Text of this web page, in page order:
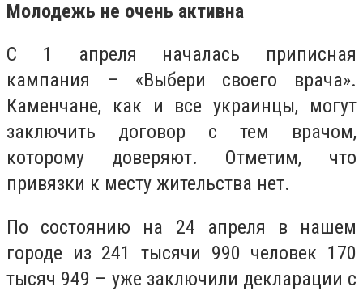
Молодежь не очень активна
С 1 апреля началась приписная
кампания – «Выбери своего врача».
Каменчане, как и все украинцы, могут
заключить договор с тем врачом,
которому доверяют. Отметим, что
привязки к месту жительства нет.
По состоянию на 24 апреля в нашем
городе из 241 тысячи 990 человек 170
тысяч 949 – уже заключили декларации с